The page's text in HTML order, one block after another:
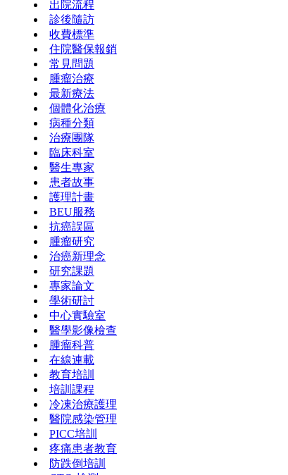
出院流程
診後隨訪
收費標準
住院醫保報銷
常見問題
腫瘤治療
最新療法
個體化治療
病種分類
治療團隊
臨床科室
醫生專家
患者故事
護理計畫
BEU服務
抗癌誤區
腫瘤研究
治癌新理念
研究課題
專家論文
學術研討
中心實驗室
醫學影像檢查
腫瘤科普
在線連載
教育培訓
培訓課程
冷凍治療護理
醫院感染管理
PICC培訓
疼痛患者教育
防跌倒培訓